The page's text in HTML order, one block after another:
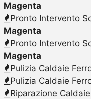
Magenta
Pronto Intervento
Magenta
Pronto Intervento
Magenta
Pulizia Caldaie
Pulizia Caldaie
Riparazione